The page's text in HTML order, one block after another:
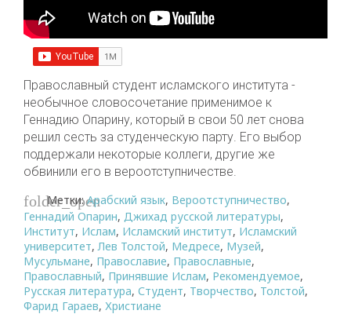
Православный студент исламского института -
необычное словосочетание применимое к
Геннадию Опарину, который в свои 50 лет снова
решил сесть за студенческую парту. Его выбор
поддержали некоторые коллеги, другие же
обвинили его в вероотступничестве.
folder_open
Метки:Арабский язык, Вероотступничество,
Геннадий Опарин, Джихад русской литературы,
Институт, Ислам, Исламский институт, Исламский
университет, Лев Толстой, Медресе, Музей,
Мусульмане, Православие, Православные,
Православный, Принявшие Ислам, Рекомендуемое,
Русская литература, Студент, Творчество, Толстой,
Фарид Гараев, Христиане